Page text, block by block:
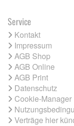
Service
Kontakt
Impressum
AGB Shop
AGB Online
AGB Print
Datenschutz
Cookie-Manager
Verträge hier